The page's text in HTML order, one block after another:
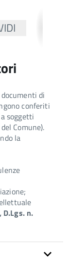
di
conferiti
soggetti
Comune).
la
n.